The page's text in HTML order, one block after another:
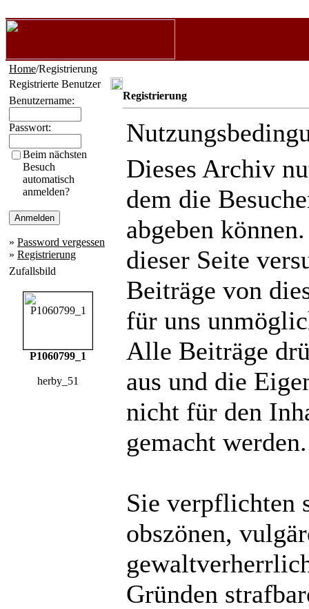
Home/Registrierung
Registrierte Benutzer
Benutzername:
Passwort:
Beim nächsten
Besuch
automatisch
anmelden?
» Password vergessen
» Registrierung
Zufallsbild
P1060799_1
herby_51
Registrierung
Dieses Archiv
dem die
abgeben
dieser Seite
Beiträge von
für uns
Alle Beiträge
aus und die
nicht für den
gemacht werden.
Sie verpflichten
obszönen,
Gründen